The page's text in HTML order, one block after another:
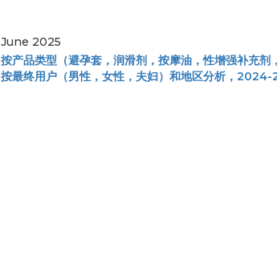
June 2025
按产品类型（避孕套，润滑剂，按摩油，性增强补充
按最终用户（男性，女性，夫妇）和地区分析，